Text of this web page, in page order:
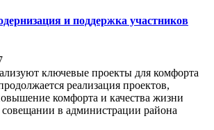
и поддержка участников
ключевые проекты для комфорта
реализация проектов,
комфорта и качества жизни
в администрации района